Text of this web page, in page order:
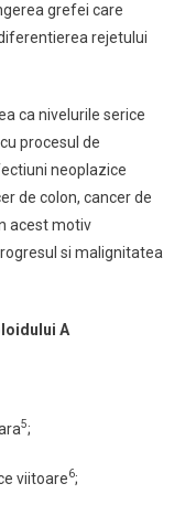
grefei care
rejetului
ca nivelurile serice
procesul de
neoplazice
de colon, cancer de
acest motiv
si malignitatea
A
5;
viitoare6;